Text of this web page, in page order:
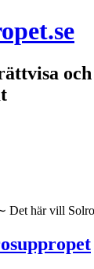
Det här vill